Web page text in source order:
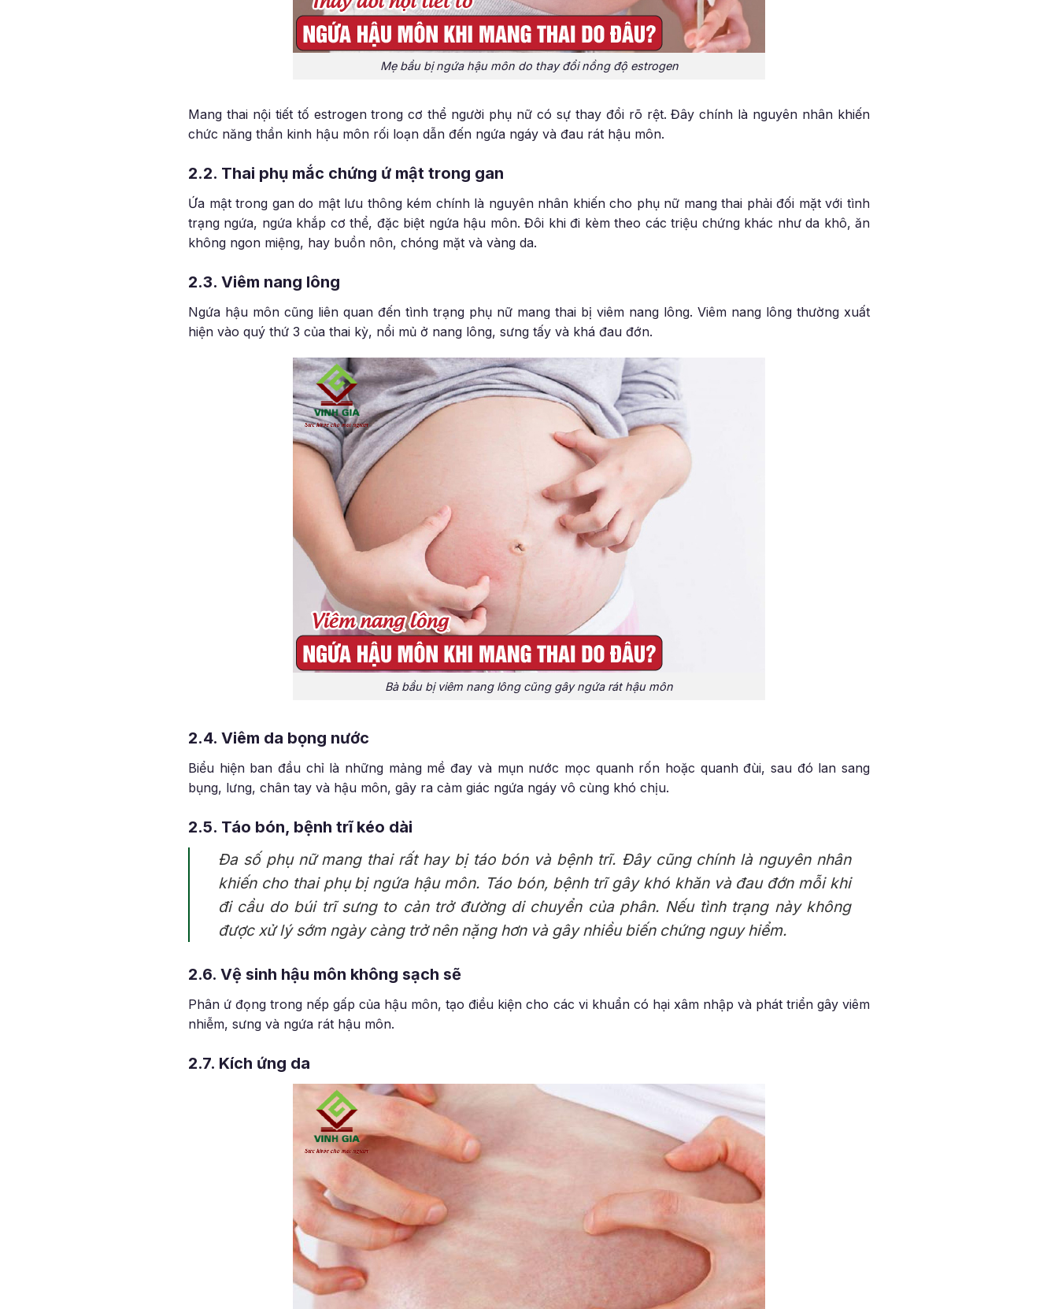
Mẹ bầu bị ngứa hậu môn do thay đổi nồng độ estrogen
Mang thai nội tiết tố estrogen trong cơ thể người phụ nữ có sự thay đổi rõ rệt. Đây chính là nguyên nhân khiến
chức năng thần kinh hậu môn rối loạn dẫn đến ngứa ngáy và đau rát hậu môn.
2.2. Thai phụ mắc chứng ứ mật trong gan
Ứa mật trong gan do mật lưu thông kém chính là nguyên nhân khiến cho phụ nữ mang thai phải đối mặt với tình
trạng ngứa, ngứa khắp cơ thể, đặc biệt ngứa hậu môn. Đôi khi đi kèm theo các triệu chứng khác như da khô, ăn
không ngon miệng, hay buồn nôn, chóng mặt và vàng da.
2.3. Viêm nang lông
Ngứa hậu môn cũng liên quan đến tình trạng phụ nữ mang thai bị viêm nang lông. Viêm nang lông thường xuất
hiện vào quý thứ 3 của thai kỳ, nổi mủ ở nang lông, sưng tấy và khá đau đớn.
Bà bầu bị viêm nang lông cũng gây ngứa rát hậu môn
2.4. Viêm da bọng nước
Biểu hiện ban đầu chỉ là những mảng mề đay và mụn nước mọc quanh rốn hoặc quanh đùi, sau đó lan sang
bụng, lưng, chân tay và hậu môn, gây ra cảm giác ngứa ngáy vô cùng khó chịu.
2.5. Táo bón, bệnh trĩ kéo dài
Đa số phụ nữ mang thai rất hay bị táo bón và bệnh trĩ. Đây cũng chính là nguyên nhân
khiến cho thai phụ bị ngứa hậu môn. Táo bón, bệnh trĩ gây khó khăn và đau đớn mỗi khi
đi cầu do búi trĩ sưng to cản trở đường di chuyển của phân. Nếu tình trạng này không
được xử lý sớm ngày càng trở nên nặng hơn và gây nhiều biến chứng nguy hiểm.
2.6. Vệ sinh hậu môn không sạch sẽ
Phân ứ đọng trong nếp gấp của hậu môn, tạo điều kiện cho các vi khuẩn có hại xâm nhập và phát triển gây viêm
nhiễm, sưng và ngứa rát hậu môn.
2.7. Kích ứng da